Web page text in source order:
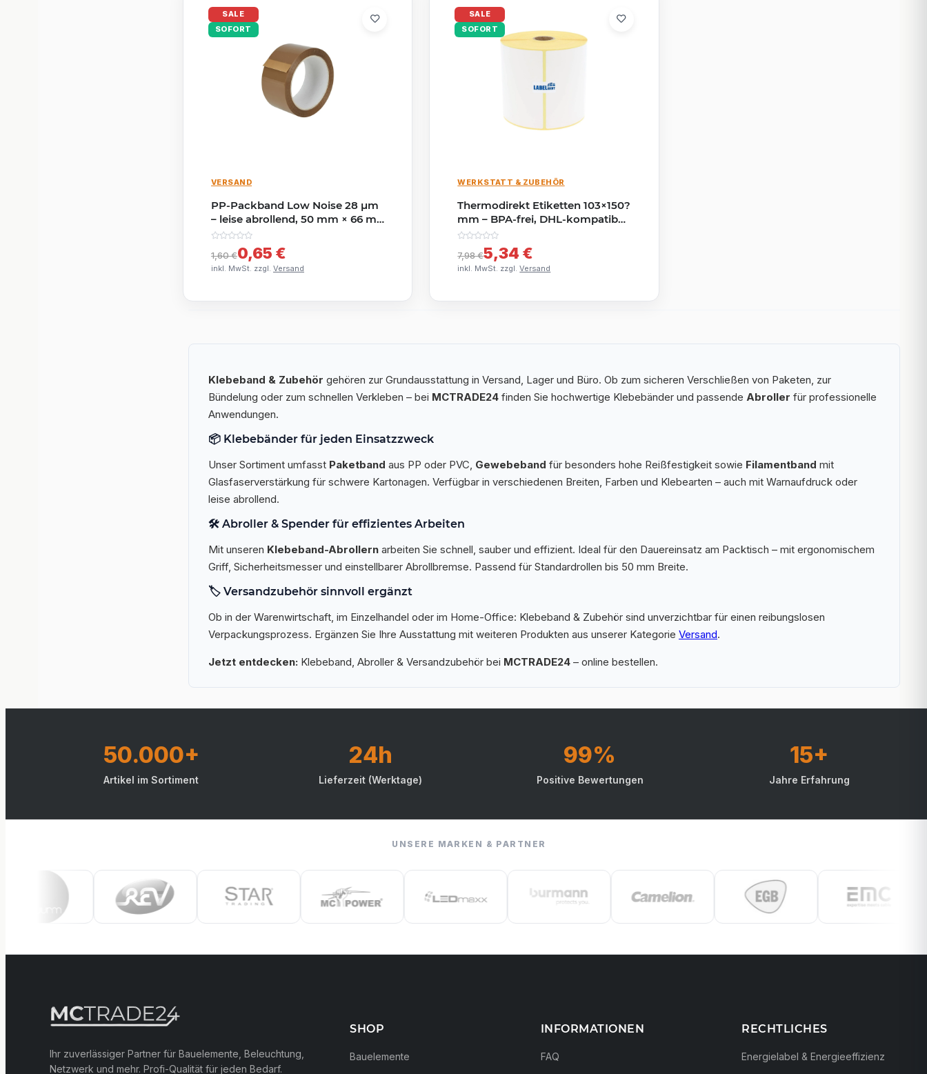
SALE
SOFORT
VERSAND
PP-Packband Low Noise 28 µm
– leise abrollend, 50 mm × 66 m,
Acrylkleber, braun (Havana)
1,60 €0,65 €
inkl. MwSt. zzgl. Versand
SALE
SOFORT
WERKSTATT & ZUBEHÖR
Thermodirekt Etiketten 103×150?
mm – BPA-frei, DHL-kompatibel,
500 Stück, Rolle
7,98 €5,34 €
inkl. MwSt. zzgl.Versand
Klebeband & Zubehör gehören zur Grundausstattung in Versand, Lager und Büro. Ob zum sicheren Verschließen von Paketen, zur
Bündelung oder zum schnellen Verkleben – bei MCTRADE24 finden Sie hochwertige Klebebänder und passende Abroller für professionelle
Anwendungen.
📦 Klebebänder für jeden Einsatzzweck
Unser Sortiment umfasst Paketband aus PP oder PVC, Gewebeband für besonders hohe Reißfestigkeit sowie Filamentband mit
Glasfaserverstärkung für schwere Kartonagen. Verfügbar in verschiedenen Breiten, Farben und Klebearten – auch mit Warnaufdruck oder
leise abrollend.
🛠️ Abroller & Spender für effizientes Arbeiten
Mit unseren Klebeband-Abrollern arbeiten Sie schnell, sauber und effizient. Ideal für den Dauereinsatz am Packtisch – mit ergonomischem
Griff, Sicherheitsmesser und einstellbarer Abrollbremse. Passend für Standardrollen bis 50 mm Breite.
🏷️ Versandzubehör sinnvoll ergänzt
Ob in der Warenwirtschaft, im Einzelhandel oder im Home-Office: Klebeband & Zubehör sind unverzichtbar für einen reibungslosen
Verpackungsprozess. Ergänzen Sie Ihre Ausstattung mit weiteren Produkten aus unserer Kategorie Versand.
Jetzt entdecken: Klebeband, Abroller & Versandzubehör bei MCTRADE24 – online bestellen.
50.000+
Artikel im Sortiment
24h
Lieferzeit (Werktage)
99%
Positive Bewertungen
15+
Jahre Erfahrung
UNSERE MARKEN & PARTNER
Ihr zuverlässiger Partner für Bauelemente, Beleuchtung,
Netzwerk und mehr. Profi-Qualität für jeden Bedarf.
SHOP
Bauelemente
INFORMATIONEN
FAQ
RECHTLICHES
Energielabel & Energieeffizienz